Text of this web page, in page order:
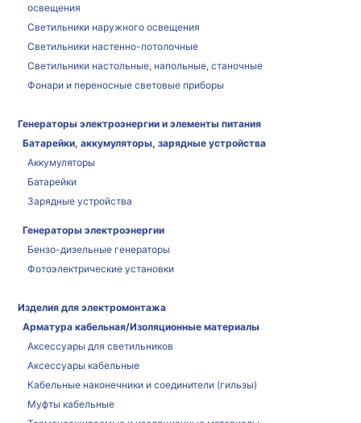
освещения
Светильники наружного освещения
Светильники настенно-потолочные
Светильники настольные, напольные, станочные
Фонари и переносные световые приборы
Генераторы электроэнергии и элементы питания
Батарейки, аккумуляторы, зарядные устройства
Аккумуляторы
Батарейки
Зарядные устройства
Генераторы электроэнергии
Бензо-дизельные генераторы
Фотоэлектрические установки
Изделия для электромонтажа
Арматура кабельная/Изоляционные материалы
Аксессуары для светильников
Аксессуары кабельные
Кабельные наконечники и соединители (гильзы)
Муфты кабельные